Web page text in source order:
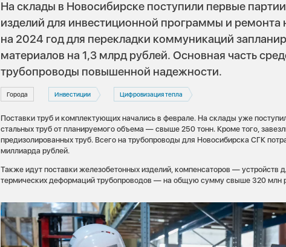
На склады в Новосибирске поступили первые
изделий для инвестиционной программы и ремонта
на 2024 год для перекладки коммуникаций
материалов на 1,3 млрд рублей. Основная часть
трубопроводы повышенной надежности.
Города Инвестиции Цифровизация тепла
Поставки труб и комплектующих начались в феврале. На склады уже
стальных труб от планируемого объема — свыше 250 тонн. Кроме того,
предизолированных труб. Всего на трубопроводы для Новосибирска СГК
миллиарда рублей.
Также идут поставки железобетонных изделий, компенсаторов — устройств
термических деформаций трубопроводов — на общую сумму свыше 320 млн